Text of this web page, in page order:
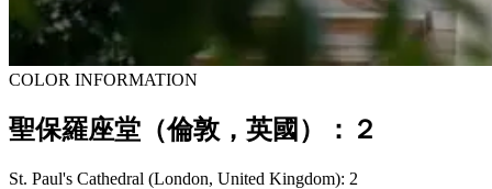
COLOR INFORMATION
聖保羅座堂（倫敦，英國）：２
St. Paul's Cathedral (London, United Kingdom): 2